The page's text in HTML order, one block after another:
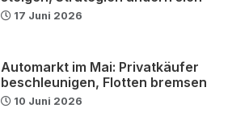
17 Juni 2026
Automarkt im Mai: Privatkäufer
beschleunigen, Flotten bremsen
10 Juni 2026